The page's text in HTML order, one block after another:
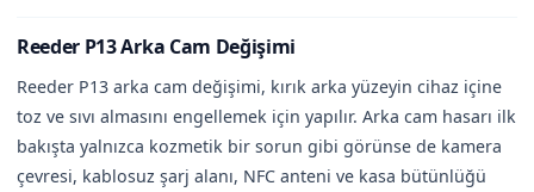
Reeder P13 Arka Cam Değişimi
Reeder P13 arka cam değişimi, kırık arka yüzeyin cihaz içine
toz ve sıvı almasını engellemek için yapılır. Arka cam hasarı ilk
bakışta yalnızca kozmetik bir sorun gibi görünse de kamera
çevresi, kablosuz şarj alanı, NFC anteni ve kasa bütünlüğü